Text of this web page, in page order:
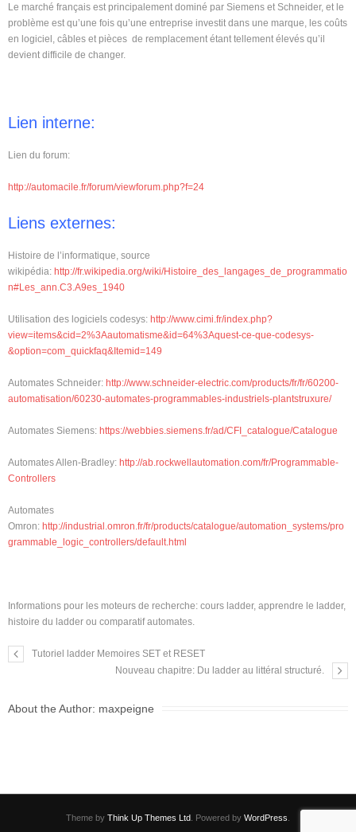
Le marché français est principalement dominé par Siemens et Schneider, et le
problème est qu’une fois qu’une entreprise investit dans une marque, les coûts
en logiciel, câbles et pièces de remplacement étant tellement élevés qu’il
devient difficile de changer.
Lien interne:
Lien du forum:
http://automacile.fr/forum/viewforum.php?f=24
Liens externes:
Histoire de l’informatique, source
wikipédia: http://fr.wikipedia.org/wiki/Histoire_des_langages_de_programmatio
n#Les_ann.C3.A9es_1940
Utilisation des logiciels codesys: http://www.cimi.fr/index.php?
view=items&cid=2%3Aautomatisme&id=64%3Aquest-ce-que-codesys-
&option=com_quickfaq&Itemid=149
Automates Schneider: http://www.schneider-electric.com/products/fr/fr/60200-
automatisation/60230-automates-programmables-industriels-plantstruxure/
Automates Siemens: https://webbies.siemens.fr/ad/CFI_catalogue/Catalogue
Automates Allen-Bradley: http://ab.rockwellautomation.com/fr/Programmable-
Controllers
Automates
Omron: http://industrial.omron.fr/fr/products/catalogue/automation_systems/pro
grammable_logic_controllers/default.html
Informations pour les moteurs de recherche: cours ladder, apprendre le ladder,
histoire du ladder ou comparatif automates.
Tutoriel ladder Memoires SET et RESET
Nouveau chapitre: Du ladder au littéral structuré.
About the Author: maxpeigne
Theme by Think Up Themes Ltd . Powered by WordPress